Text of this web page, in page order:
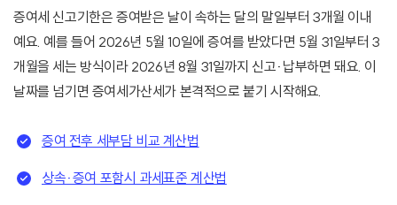
증여세 신고기한은 증여받은 날이 속하는 달의 말일부터 3개월 이내
예요. 예를 들어 2026년 5월 10일에 증여를 받았다면 5월 31일부터 3
개월을 세는 방식이라 2026년 8월 31일까지 신고·납부하면 돼요. 이
날짜를 넘기면 증여세가산세가 본격적으로 붙기 시작해요.
증여 전후 세부담 비교 계산법
상속·증여 포함시 과세표준 계산법